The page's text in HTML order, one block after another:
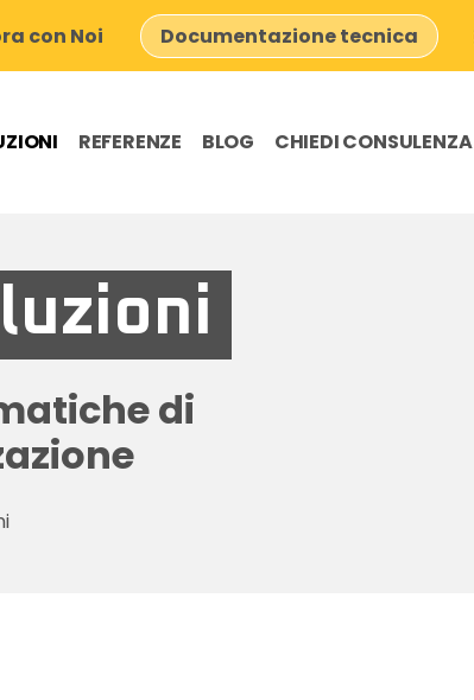
con Noi Documentazione tecnica
REFERENZE BLOG CHIEDI CONSULENZA
di